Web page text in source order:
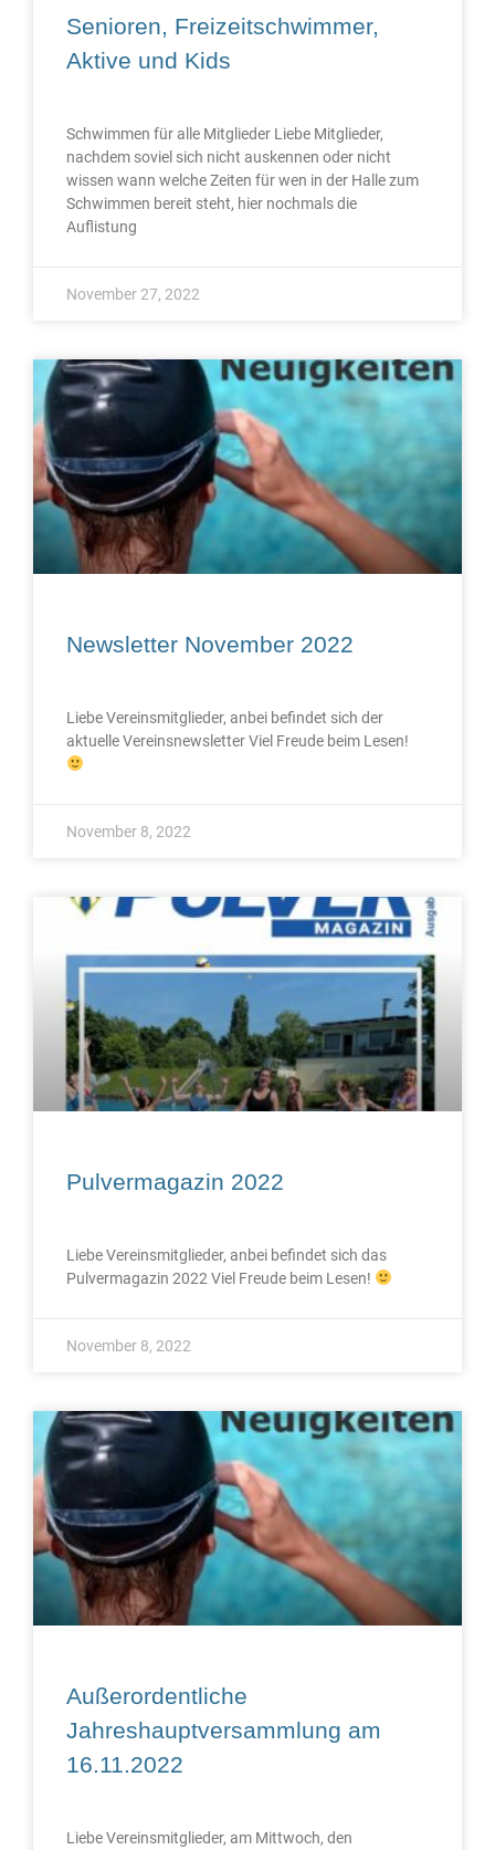
Senioren, Freizeitschwimmer,
Aktive und Kids
Schwimmen für alle Mitglieder Liebe Mitglieder,
nachdem soviel sich nicht auskennen oder nicht
wissen wann welche Zeiten für wen in der Halle zum
Schwimmen bereit steht, hier nochmals die
Auflistung
November 27, 2022
Newsletter November 2022
Liebe Vereinsmitglieder, anbei befindet sich der
aktuelle Vereinsnewsletter Viel Freude beim Lesen!
November 8, 2022
Pulvermagazin 2022
Liebe Vereinsmitglieder, anbei befindet sich das
Pulvermagazin 2022 Viel Freude beim Lesen!
November 8, 2022
Außerordentliche
Jahreshauptversammlung am
16.11.2022
Liebe Vereinsmitglieder, am Mittwoch, den